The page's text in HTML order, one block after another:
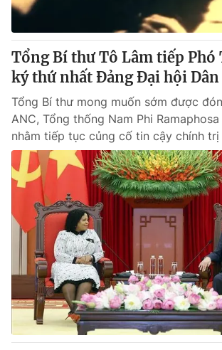
Tổng Bí thư Tô Lâm tiếp Phó
ký thứ nhất Đảng Đại hội Dân
Tổng Bí thư mong muốn sớm được
ANC, Tổng thống Nam Phi
nhằm tiếp tục củng cố tin cậy chính trị